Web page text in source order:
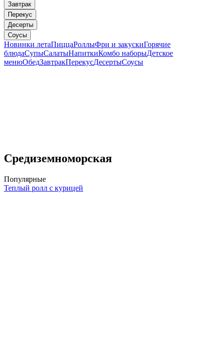
Завтрак
Перекус
Десерты
Соусы
Новинки летаПиццаРоллыФри и закускиГорячие
блюдаСупыСалатыНапиткиКомбо наборыДетское
менюОбедЗавтракПерекусДесертыСоусы
Средиземноморская
Популярные
Теплый ролл с курицей